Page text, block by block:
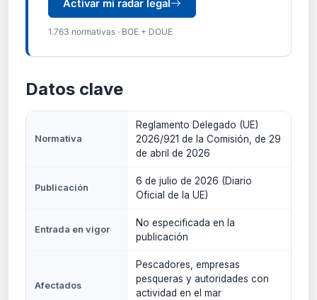
Activar mi radar legal
1.763 normativas · BOE + DOUE
Datos clave
Normativa
Reglamento Delegado (UE)
2026/921 de la Comisión, de 29
de abril de 2026
Publicación
6 de julio de 2026 (Diario
Oficial de la UE)
Entrada en vigor
No especificada en la
publicación
Afectados
Pescadores, empresas
pesqueras y autoridades con
actividad en el mar